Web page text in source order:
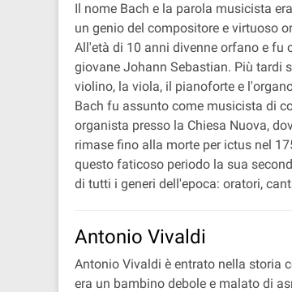
Il nome Bach e la parola musicista
un genio del compositore e virtuoso
All'età di 10 anni divenne orfano e fu
giovane Johann Sebastian. Più tardi
violino, la viola, il pianoforte e
Bach fu assunto come musicista di
organista presso la Chiesa Nuova,
rimase fino alla morte per ictus nel
questo faticoso periodo la sua
di tutti i generi dell'epoca: oratori,
Antonio Vivaldi
Antonio Vivaldi è entrato nella storia
era un bambino debole e malato di